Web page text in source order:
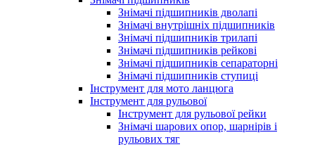
Знімачі підшипників дволапі
Знімачі внутрішніх підшипників
Знімачі підшипників трилапі
Знімачі підшипників рейкові
Знімачі підшипників сепараторні
Знімачі підшипників ступиці
Інструмент для мото ланцюга
Інструмент для рульової
Інструмент для рульової рейки
Знімачі шарових опор, шарнірів і
рульових тяг